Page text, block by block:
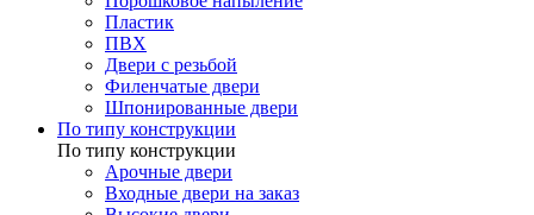
Пластик
ПВХ
Двери с резьбой
Филенчатые двери
Шпонированные двери
По типу конструкции
По типу конструкции
Арочные двери
Входные двери на заказ